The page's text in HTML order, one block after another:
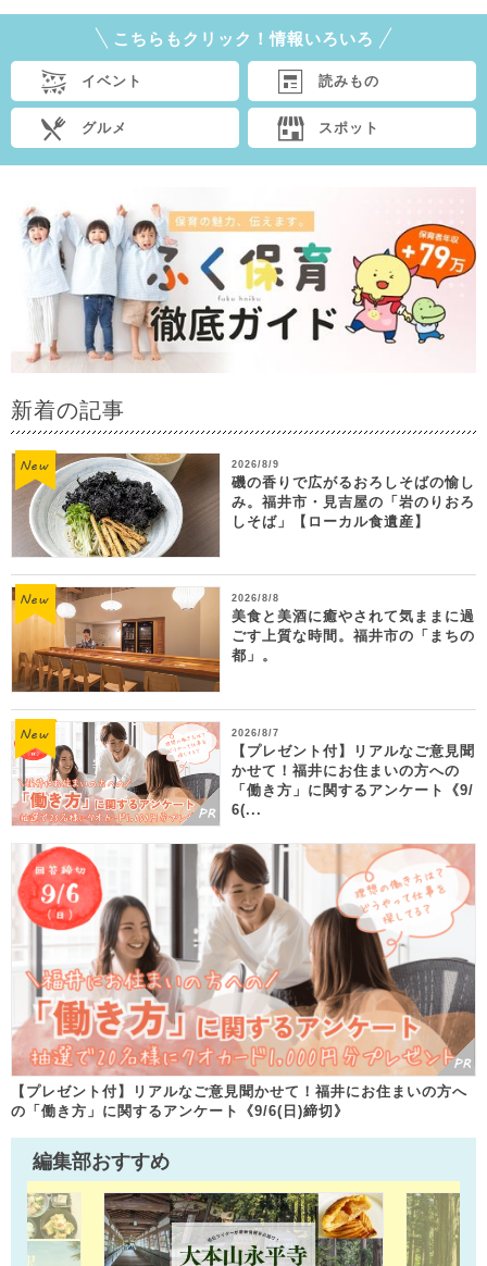
こちらもクリック！情報いろいろ
イベント 読みもの
グルメ スポット
新着の記事
2026/8/9
磯の香りで広がるおろしそばの愉し
み。福井市・見吉屋の「岩のりおろ
しそば」【ローカル食遺産】
2026/8/8
美食と美酒に癒やされて気ままに過
ごす上質な時間。福井市の「まちの
都」。
2026/8/7
【プレゼント付】リアルなご意見聞
かせて！福井にお住まいの方への
「働き方」に関するアンケート《9/
6(...
【プレゼント付】リアルなご意見聞かせて！福井にお住まいの方へ
の「働き方」に関するアンケート《9/6(日)締切》
編集部おすすめ